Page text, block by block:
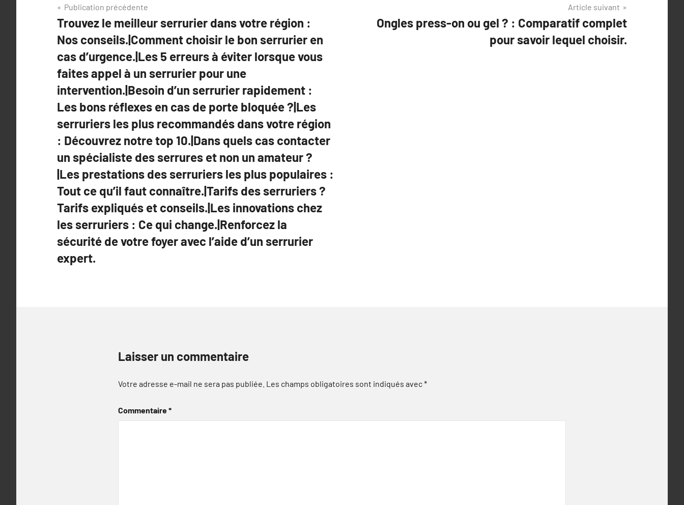
Navigation
de
l’article
Publication précédente
Trouvez le meilleur serrurier dans votre région :
Nos conseils.|Comment choisir le bon serrurier en
cas d’urgence.|Les 5 erreurs à éviter lorsque vous
faites appel à un serrurier pour une
intervention.|Besoin d’un serrurier rapidement :
Les bons réflexes en cas de porte bloquée ?|Les
serruriers les plus recommandés dans votre région
: Découvrez notre top 10.|Dans quels cas contacter
un spécialiste des serrures et non un amateur ?
|Les prestations des serruriers les plus populaires :
Tout ce qu’il faut connaître.|Tarifs des serruriers ?
Tarifs expliqués et conseils.|Les innovations chez
les serruriers : Ce qui change.|Renforcez la
sécurité de votre foyer avec l’aide d’un serrurier
expert.
Article suivant
Ongles press-on ou gel ? : Comparatif complet
pour savoir lequel choisir.
Laisser un commentaire
Votre adresse e-mail ne sera pas publiée. Les champs obligatoires sont indiqués avec*
Commentaire*